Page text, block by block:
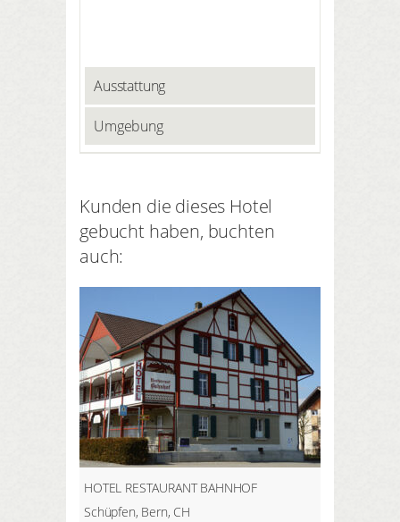
Ausstattung
Umgebung
Kunden die dieses Hotel
gebucht haben, buchten
auch:
HOTEL RESTAURANT BAHNHOF
Schüpfen, Bern, CH